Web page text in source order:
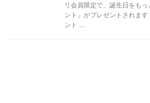
リ会員限定で、誕生日をも
ント」がプレゼントされま
ント ...